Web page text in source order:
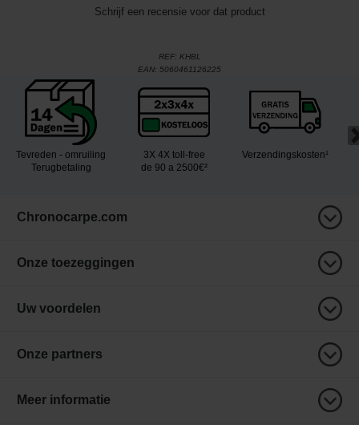
Schrijf een recensie voor dat product
REF: KHBL
EAN: 5060461126225
Tevreden - omruiling
Terugbetaling
3X 4X toll-free
de 90 a 2500€²
Verzendingskosten¹
Chronocarpe.com
Onze toezeggingen
Uw voordelen
Onze partners
Meer informatie